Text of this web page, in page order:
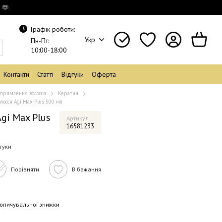
🫶
Графік роботи:
Пн-Пт:
10:00-18:00
Укр
Контакти Статті Відгуки Оферта
волосся
Кератин
Agi Max Plus 500 мл
Max Plus
Артикул
16581233
Порівняти В бажання
знижки